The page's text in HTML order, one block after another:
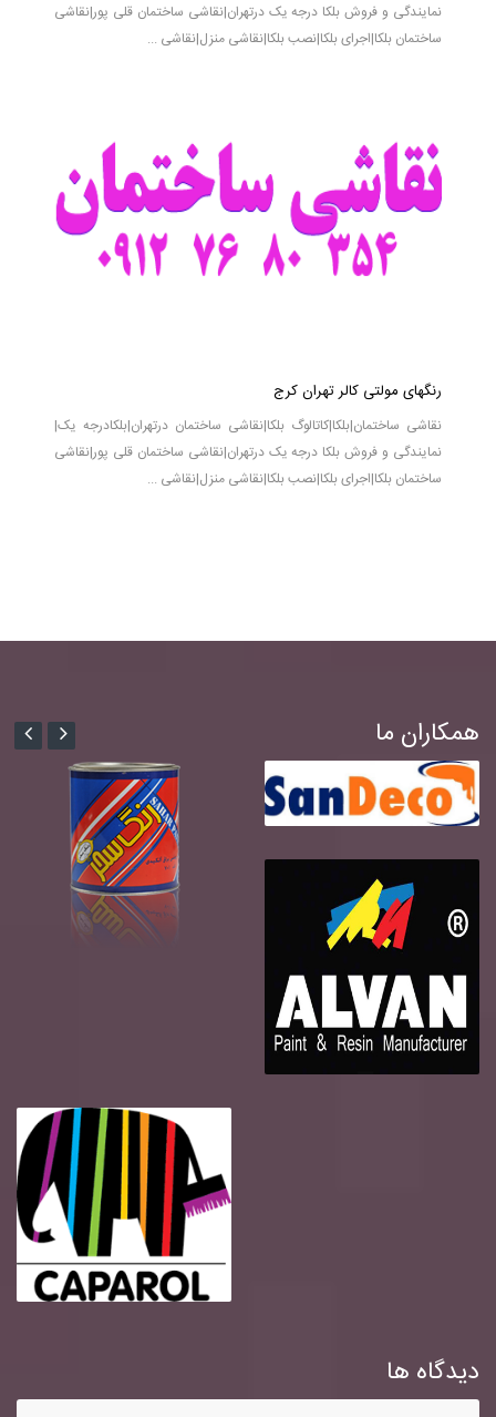
نمایندگی و فروش بلکا درجه یک درتهران|نقاشی ساختمان قلی پور|نقاشی
ساختمان بلکا|اجرای بلکا|نصب بلکا|نقاشی منزل|نقاشی ...
رنگهای مولتی کالر تهران کرج
نقاشی ساختمان|بلکا|کاتالوگ بلکا|نقاشی ساختمان درتهران|بلکادرجه یک|
نمایندگی و فروش بلکا درجه یک درتهران|نقاشی ساختمان قلی پور|نقاشی
ساختمان بلکا|اجرای بلکا|نصب بلکا|نقاشی منزل|نقاشی ...
همکاران ما
دیدگاه ها